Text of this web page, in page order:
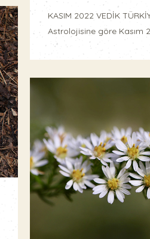
KASIM 2022 VEDİK
Astrolojisine göre Kasım